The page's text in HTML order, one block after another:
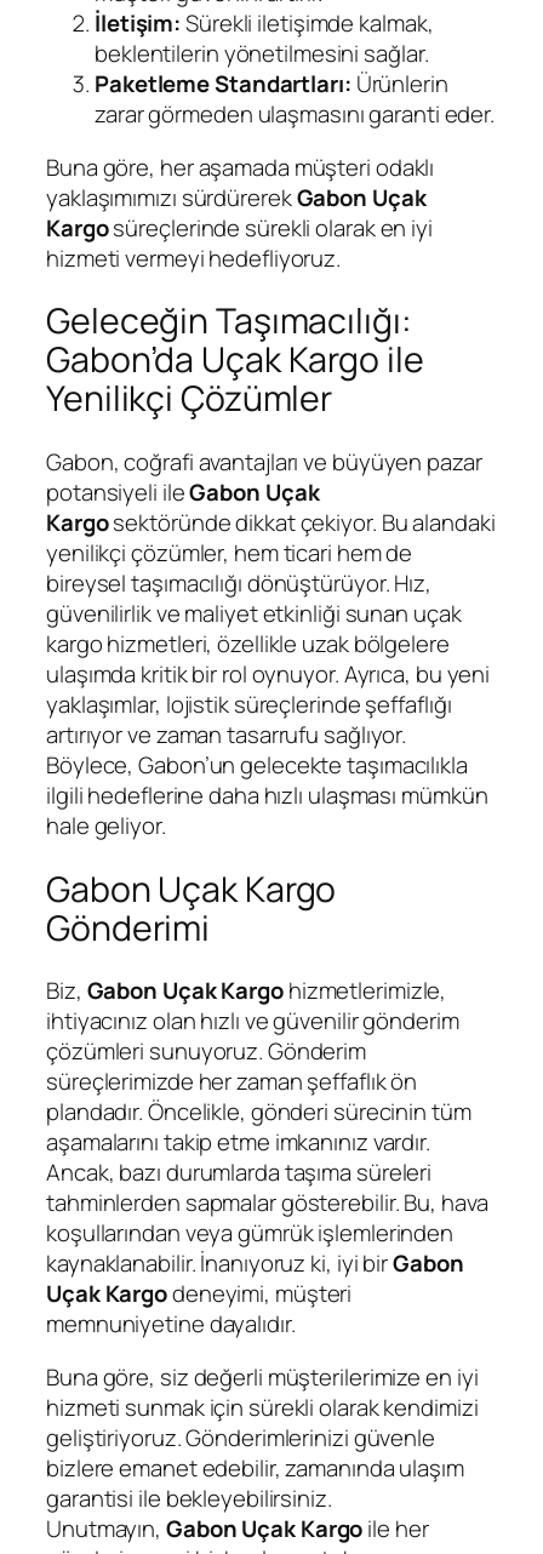
İletişim:Sürekli iletişimde kalmak,
beklentilerin yönetilmesini sağlar.
Paketleme Standartları: Ürünlerin
zarar görmeden ulaşmasını garanti eder.
Buna göre, her aşamada müşteri odaklı
yaklaşımımızı sürdürerekGabon Uçak
Kargosüreçlerinde sürekli olarak en iyi
hizmeti vermeyi hedefliyoruz.
Geleceğin Taşımacılığı:
Gabon’da Uçak Kargo ile
Yenilikçi Çözümler
Gabon, coğrafi avantajları ve büyüyen pazar
potansiyeli ileGabon Uçak
Kargosektöründe dikkat çekiyor. Bu alandaki
yenilikçi çözümler, hem ticari hem de
bireysel taşımacılığı dönüştürüyor. Hız,
güvenilirlik ve maliyet etkinliği sunan uçak
kargo hizmetleri, özellikle uzak bölgelere
ulaşımda kritik bir rol oynuyor. Ayrıca, bu yeni
yaklaşımlar, lojistik süreçlerinde şeffaflığı
artırıyor ve zaman tasarrufu sağlıyor.
Böylece, Gabon’un gelecekte taşımacılıkla
ilgili hedeflerine daha hızlı ulaşması mümkün
hale geliyor.
Gabon Uçak Kargo
Gönderimi
Biz, Gabon Uçak Kargohizmetlerimizle,
ihtiyacınız olan hızlı ve güvenilir gönderim
çözümleri sunuyoruz. Gönderim
süreçlerimizde her zaman şeffaflık ön
plandadır. Öncelikle, gönderi sürecinin tüm
aşamalarını takip etme imkanınız vardır.
Ancak, bazı durumlarda taşıma süreleri
tahminlerden sapmalar gösterebilir. Bu, hava
koşullarından veya gümrük işlemlerinden
kaynaklanabilir. İnanıyoruz ki, iyi birGabon
Uçak Kargodeneyimi, müşteri
memnuniyetine dayalıdır.
Buna göre, siz değerli müşterilerimize en iyi
hizmeti sunmak için sürekli olarak kendimizi
geliştiriyoruz. Gönderimlerinizi güvenle
bizlere emanet edebilir, zamanında ulaşım
garantisi ile bekleyebilirsiniz.
Unutmayın, Gabon Uçak Kargoile her